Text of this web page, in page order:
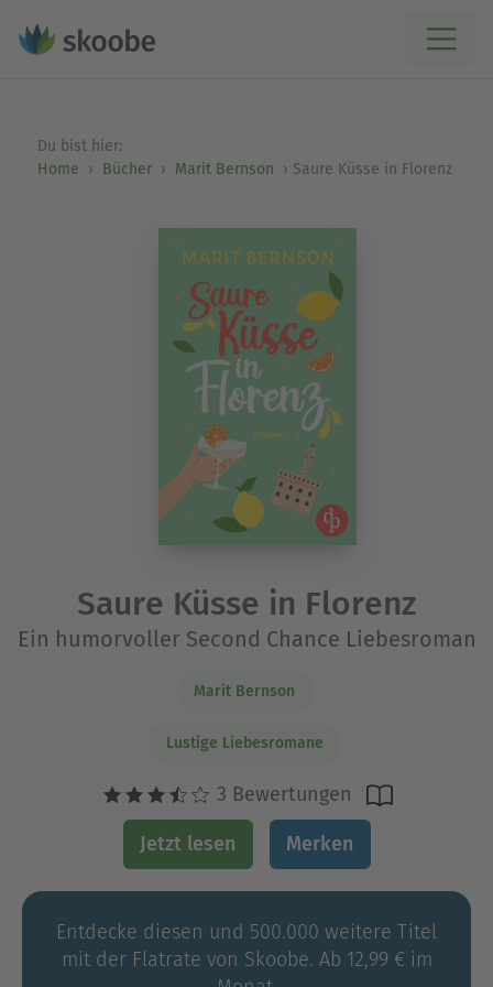
Du bist hier:
Home
Bücher Marit Bernson Saure Küsse in Florenz
Saure Küsse in Florenz
Ein humorvoller Second Chance Liebesroman
Marit Bernson
Lustige Liebesromane
3 Bewertungen
Jetzt lesen Merken
Entdecke diesen und 500.000 weitere Titel
mit der Flatrate von Skoobe. Ab 12,99 € im